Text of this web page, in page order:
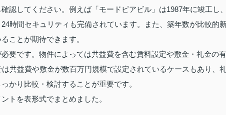
認してください。例えば「モードピアビル」は1987年に竣工し
時間セキュリティも完備されています。また、築年数が比較的
ことが期待できます。
要です。物件によっては共益費を含む賃料設定や敷金・礼金の有
共益費や敷金が数百万円規模で設定されているケースもあり、
かり比較・検討することが重要です。
トを表形式でまとめました。